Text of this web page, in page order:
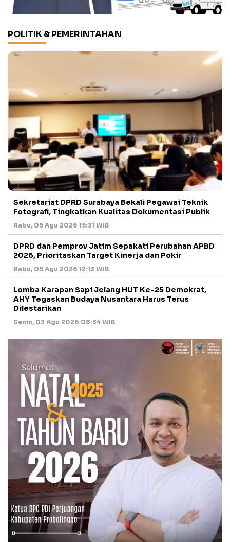
POLITIK & PEMERINTAHAN
Sekretariat DPRD Surabaya Bekali Pegawai Teknik
Fotografi, Tingkatkan Kualitas Dokumentasi Publik
Rabu, 05 Agu 2026 15:31 WIB
DPRD dan Pemprov Jatim Sepakati Perubahan APBD
2026, Prioritaskan Target Kinerja dan Pokir
Rabu, 05 Agu 2026 12:13 WIB
Lomba Karapan Sapi Jelang HUT Ke-25 Demokrat,
AHY Tegaskan Budaya Nusantara Harus Terus
Dilestarikan
Senin, 03 Agu 2026 08:34 WIB